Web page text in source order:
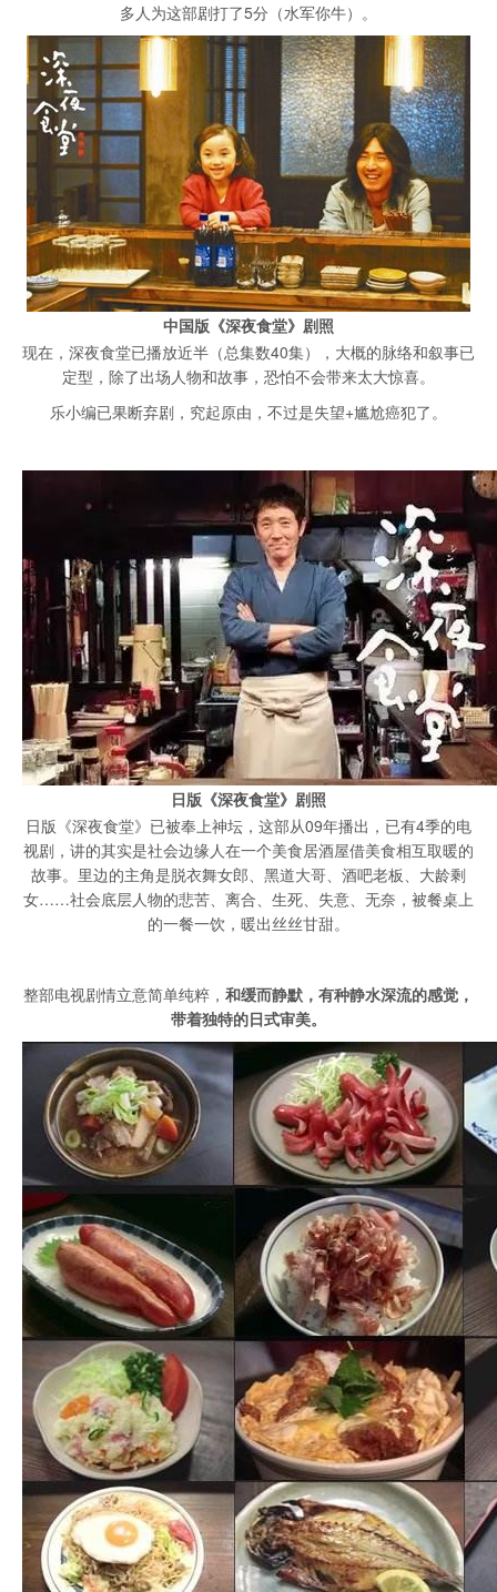
多人为这部剧打了5分（水军你牛）。
中国版《深夜食堂》剧照
现在，深夜食堂已播放近半（总集数40集），大概的脉络和叙事已
定型，除了出场人物和故事，恐怕不会带来太大惊喜。
乐小编已果断弃剧，究起原由，不过是失望+尴尬癌犯了。
日版《深夜食堂》剧照
日版《深夜食堂》已被奉上神坛，这部从09年播出，已有4季的电
视剧，讲的其实是社会边缘人在一个美食居酒屋借美食相互取暖的
故事。里边的主角是脱衣舞女郎、黑道大哥、酒吧老板、大龄剩
女……社会底层人物的悲苦、离合、生死、失意、无奈，被餐桌上
的一餐一饮，暖出丝丝甘甜。
整部电视剧情立意简单纯粹， 和缓而静默，有种静水深流的感觉，
带着独特的日式审美。